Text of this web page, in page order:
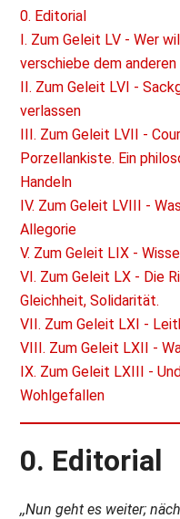
0. Editorial
I. Zum Geleit LV - Wer
verschiebe dem
II. Zum Geleit LVI -
verlassen
III. Zum Geleit LVII -
Porzellankiste. Ein
Handeln
IV. Zum Geleit LVIII -
Allegorie
V. Zum Geleit LIX -
VI. Zum Geleit LX - Die
Gleichheit, Solidarität.
VII. Zum Geleit LXI -
VIII. Zum Geleit LXII -
IX. Zum Geleit LXIII -
Wohlgefallen
0. Editorial
,,Nun geht es weiter;